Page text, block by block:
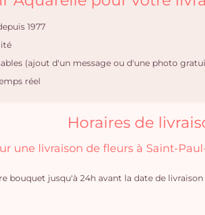
1977
(ajout d'un message ou d'une photo
réel
Horaires de
une livraison de fleurs à Saint-
bouquet jusqu'à 24h avant la date de livraison